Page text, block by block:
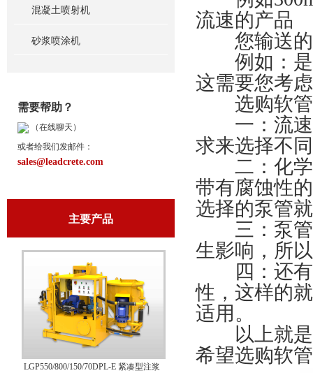
混凝土喷射机
砂浆喷涂机
需要帮助？
（在线聊天）
或者给我们发邮件：
sales@leadcrete.com
主要产品
LGP550/800/150/70DPL-E 紧凑型注浆
流速的产品
您输送的
例如：是
这需要您考
选购软管
一：流速
求来选择不
二：化学
带有腐蚀性
选择的泵管
三：泵管
生影响，所
四：还有
性，这样的
适用。
以上就是
希望选购软